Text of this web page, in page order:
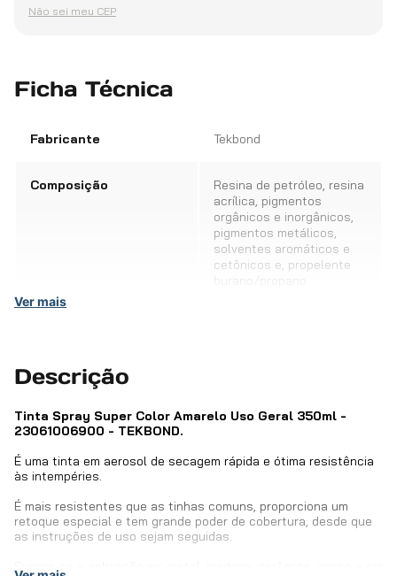
Não sei meu CEP
Ficha Técnica
Fabricante Tekbond
Composição
Resina de petróleo, resina
acrílica, pigmentos
orgânicos e inorgânicos,
pigmentos metálicos,
solventes aromáticos e
cetônicos e, propelente
EAN / GTIN
Ver mais
Descrição
Tinta Spray Super Color Amarelo Uso Geral 350ml -
23061006900 - TEKBOND.
É uma tinta em aerosol de secagem rápida e ótima resistência
às intempéries.
É mais resistentes que as tinhas comuns, proporciona um
retoque especial e tem grande poder de cobertura, desde que
as instruções de uso sejam seguidas.
Sugere-se a aplicação em metal, madeira, cerâmica, gesso e em